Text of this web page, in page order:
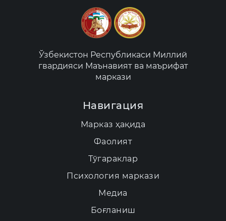
Ўзбекистон Республикаси Миллий
гвардияси Маънавият ва маърифат
маркази
Навигация
Марказ ҳақида
Фаолият
Тўгараклар
Психология маркази
Медиа
Боғланиш